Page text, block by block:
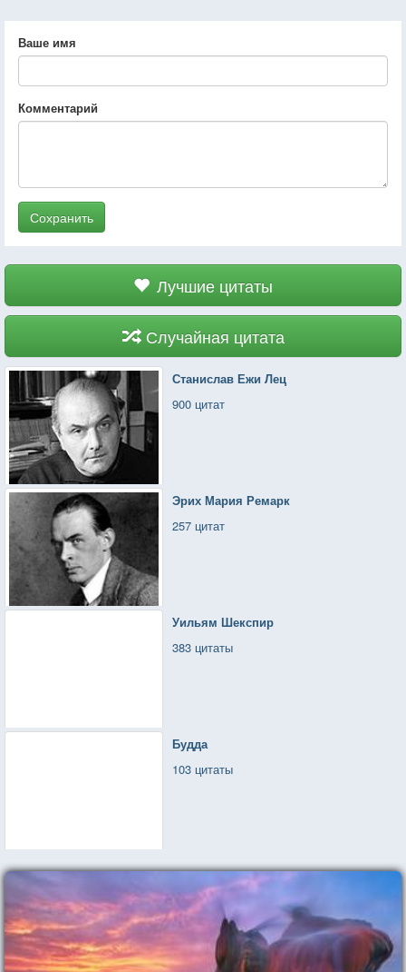
Ваше имя
Комментарий
Сохранить
Лучшие цитаты
Случайная цитата
Станислав Ежи Лец
900 цитат
Эрих Мария Ремарк
257 цитат
Уильям Шекспир
383 цитаты
Будда
103 цитаты